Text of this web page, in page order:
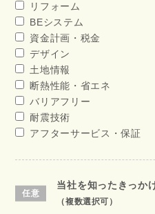
リフォーム
BEシステム
資金計画・税金
デザイン
土地情報
断熱性能・省エネ
バリアフリー
耐震技術
アフターサービス・保証
当社を知ったきっか
（複数選択可）